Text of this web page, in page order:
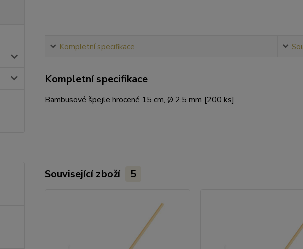
Kompletní specifikace
Kompletní specifikace
Bambusové špejle hrocené 15 cm, Ø 2,5 mm [200 ks]
Související zboží 5